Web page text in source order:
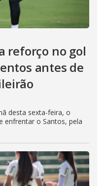
reforço no gol
antes de
desta sexta-feira, o
enfrentar o Santos, pela